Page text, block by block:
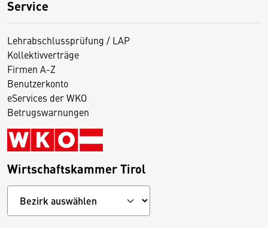
Service
Lehrabschlussprüfung / LAP
Kollektivverträge
Firmen A-Z
Benutzerkonto
eServices der WKO
Betrugswarnungen
Wirtschaftskammer Tirol